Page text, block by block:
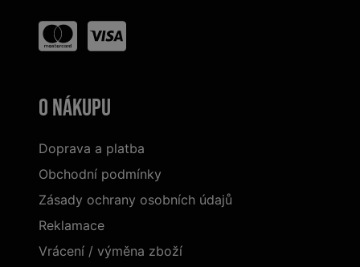
O nákupu
Doprava a platba
Obchodní podmínky
Zásady ochrany osobních údajů
Reklamace
Vrácení / výměna zboží